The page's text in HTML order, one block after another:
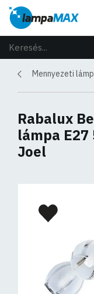
Mennyezeti
Rabalux
lámpa
Joel